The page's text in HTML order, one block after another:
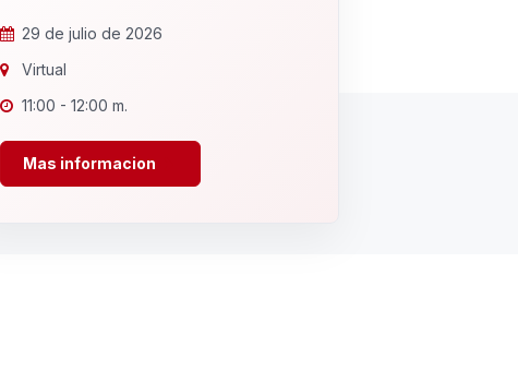
29 de julio de 2026
Virtual
11:00 - 12:00 m.
Mas informacion